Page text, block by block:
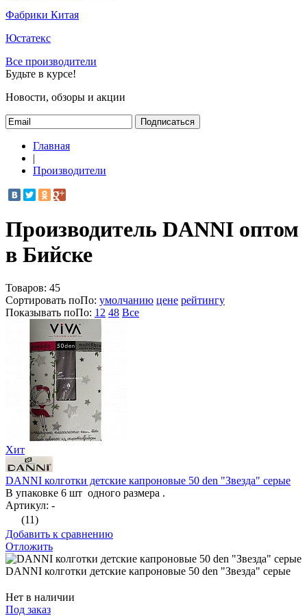
Фабрики Китая
Юстатекс
Все производители
Будьте в курсе!
Новости, обзоры и акции
Подписаться
Главная
|
Производители
Производитель DANNI оптом
в Бийске
Товаров: 45
Сортировать поПо: умолчанию цене рейтингу
Показывать поПо: 12 48 Все
Хит
DANNI колготки детские капроновые 50 den "Звезда" серые
В упаковке 6 шт одного размера .
Артикул: -
(11)
Добавить к сравнению
Отложить
DANNI колготки детские капроновые 50 den "Звезда" серые
Нет в наличии
Под заказ